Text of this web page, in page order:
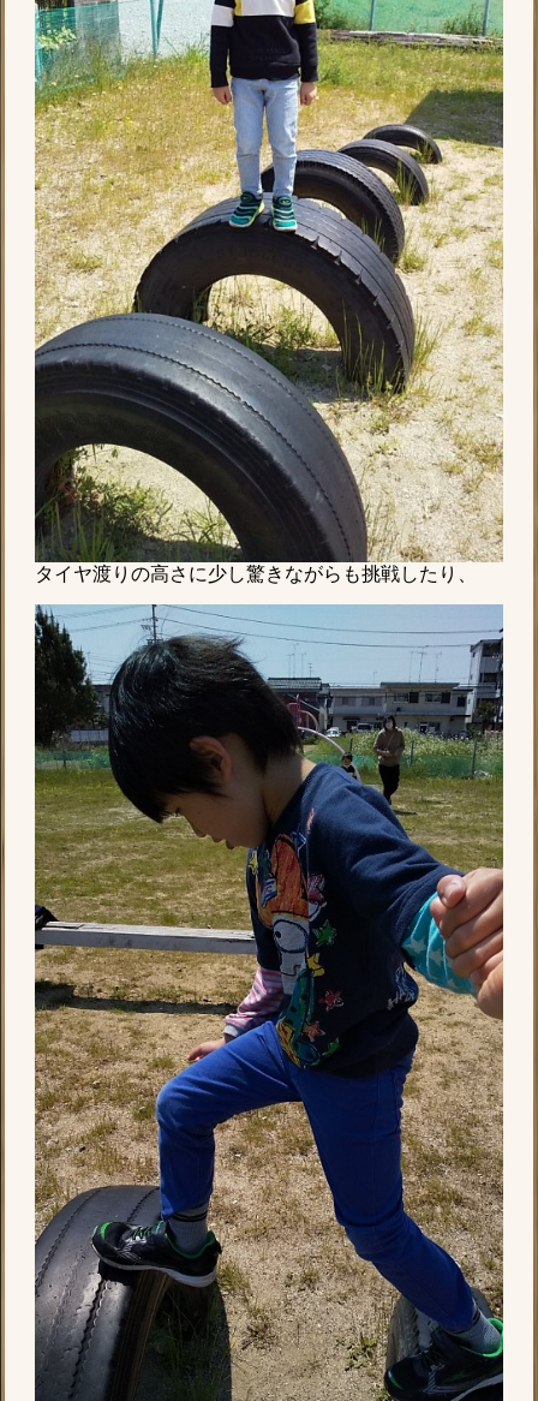
タイヤ渡りの高さに少し驚きながらも挑戦したり、